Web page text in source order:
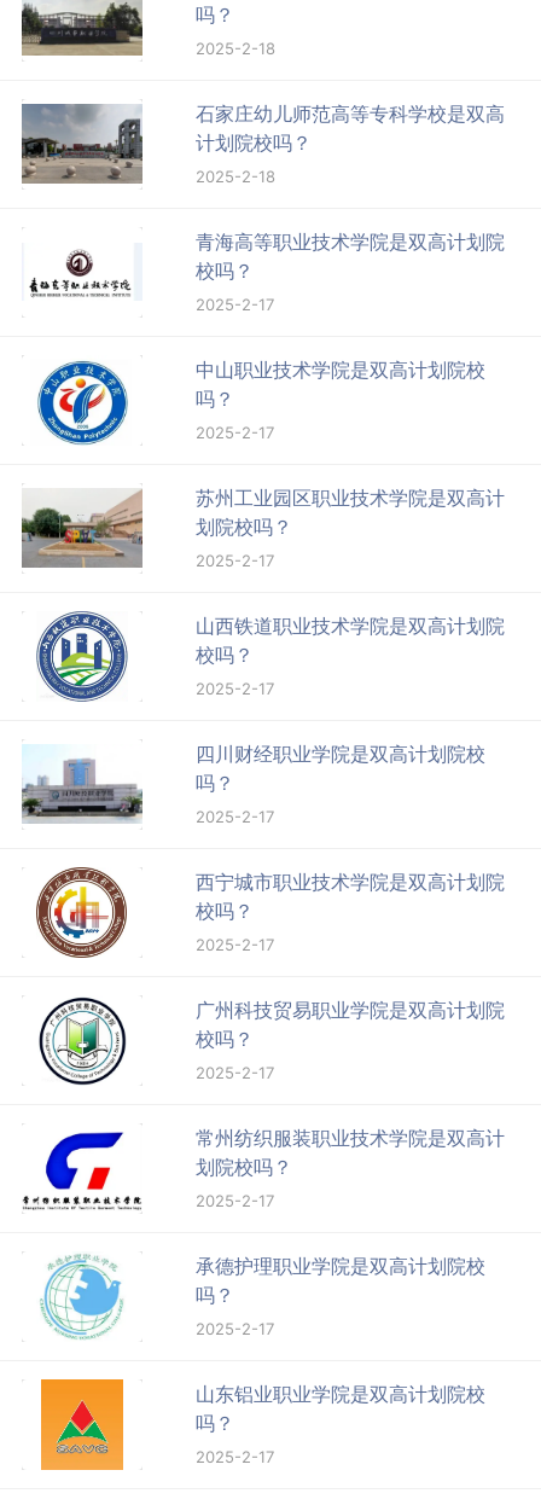
吗？
2025-2-18
石家庄幼儿师范高等专科学校是双高
计划院校吗？
2025-2-18
青海高等职业技术学院是双高计划院
校吗？
2025-2-17
中山职业技术学院是双高计划院校
吗？
2025-2-17
苏州工业园区职业技术学院是双高计
划院校吗？
2025-2-17
山西铁道职业技术学院是双高计划院
校吗？
2025-2-17
四川财经职业学院是双高计划院校
吗？
2025-2-17
西宁城市职业技术学院是双高计划院
校吗？
2025-2-17
广州科技贸易职业学院是双高计划院
校吗？
2025-2-17
常州纺织服装职业技术学院是双高计
划院校吗？
2025-2-17
承德护理职业学院是双高计划院校
吗？
2025-2-17
山东铝业职业学院是双高计划院校
吗？
2025-2-17